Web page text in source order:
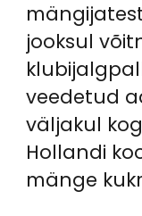
jooksul
veedetud
väljakul
Hollandi
mänge